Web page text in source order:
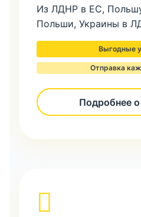
Из ЛДНР в ЕС,
Польши, Украины в
Выгодные
Отправка
Подробнее